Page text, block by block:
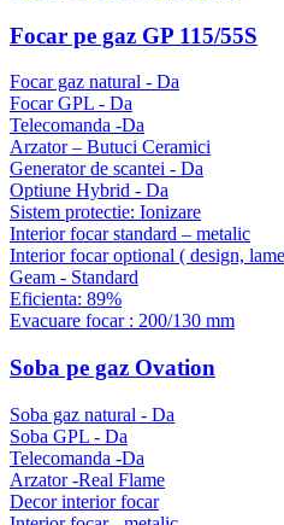
Focar pe gaz GP 115/55S
Focar gaz natural - Da
Focar GPL - Da
Telecomanda -Da
Arzator – Butuci Ceramici
Generator de scantei - Da
Optiune Hybrid - Da
Sistem protectie: Ionizare
Interior focar standard – metalic
Interior focar optional ( design,
Geam - Standard
Eficienta: 89%
Evacuare focar : 200/130 mm
Soba pe gaz Ovation
Soba gaz natural - Da
Soba GPL - Da
Telecomanda -Da
Arzator -Real Flame
Decor interior focar